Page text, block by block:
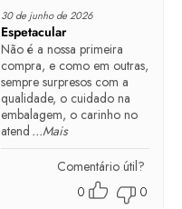
Rated 5out of 5
30 de junho de 2026
Espetacular
Não é a nossa primeira
compra, e como em outras,
sempre surpresos com a
qualidade, o cuidado na
embalagem, o carinho no
atend ...Mais
Comentário útil?
0
0